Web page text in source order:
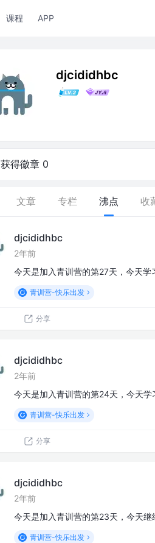
课程 APP
djcididhbc
获得徽章 0
文章 专栏 沸点 收
djcididhbc
2年前
今天是加入青训营的第27天，今天
青训营-快乐出发
分享
djcididhbc
2年前
今天是加入青训营的第24天，今天学
青训营-快乐出发
分享
djcididhbc
2年前
今天是加入青训营的第23天，今天继
青训营-快乐出发